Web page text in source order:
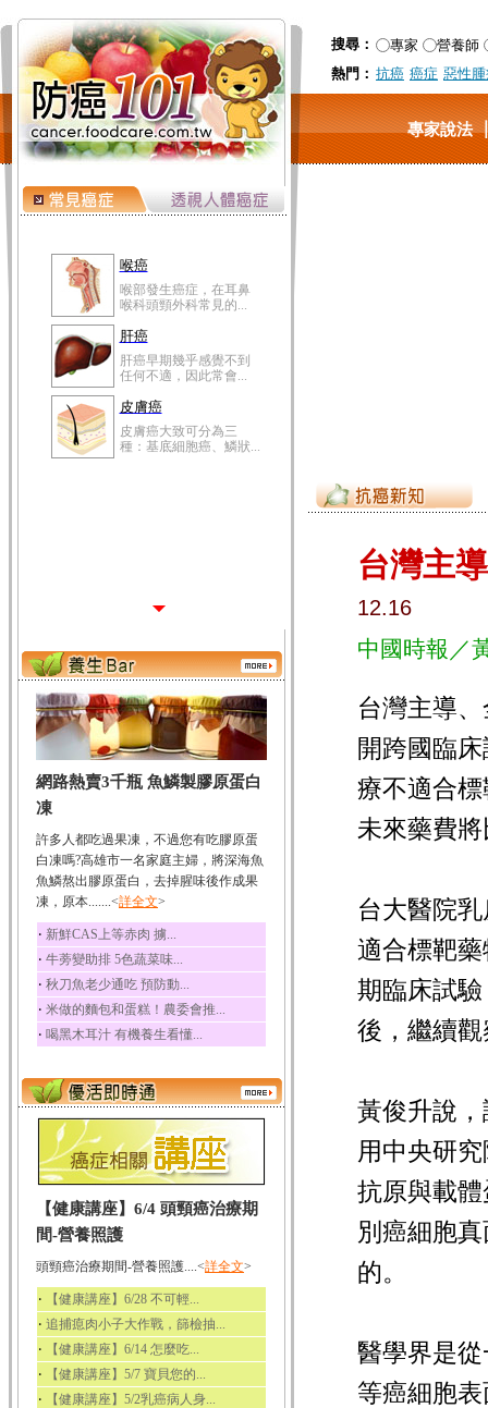
搜尋： 專家
營養師
熱門： 抗癌 癌症 惡性
專家說法
喉癌
喉部發生癌症，在耳鼻
喉科頭頸外科常見的...
肝癌
肝癌早期幾乎感覺不到
任何不適，因此常會...
皮膚癌
皮膚癌大致可分為三
種：基底細胞癌、鱗狀...
網路熱賣3千瓶 魚鱗製膠原蛋白
凍
許多人都吃過果凍，不過您有吃膠原蛋
白凍嗎?高雄市一名家庭主婦，將深海魚
魚鱗熬出膠原蛋白，去掉腥味後作成果
凍，原本.......<詳全文>
‧ 新鮮CAS上等赤肉 擄...
‧ 牛蒡變助排 5色蔬菜味...
‧ 秋刀魚老少通吃 預防動...
‧ 米做的麵包和蛋糕！農委會推...
‧ 喝黑木耳汁 有機養生看懂...
【健康講座】6/4 頭頸癌治療期
間-營養照護
頭頸癌治療期間-營養照護....<詳全文>
‧ 【健康講座】6/28 不可輕...
‧ 追捕瘜肉小子大作戰，篩檢抽...
‧ 【健康講座】6/14 怎麼吃...
‧ 【健康講座】5/7 寶貝您的...
‧ 【健康講座】5/2乳癌病人身...
台灣主
12.16
中國時報／
台灣主導
開跨國臨
療不適合
未來藥費
台大醫院
適合標靶
期臨床試
後，繼續
黃俊升說
用中央研
抗原與載
別癌細胞
的。
醫學界是
等癌細胞